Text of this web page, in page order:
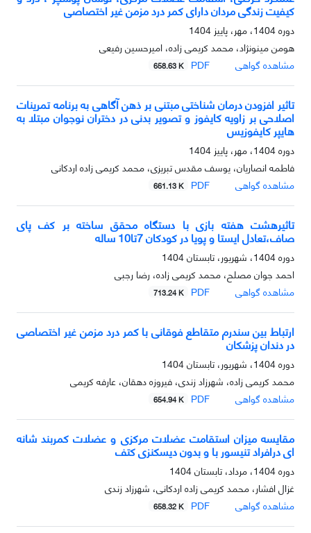
کیفیت زندگی مردان دارای کمر درد مزمن غیر اختصاصی
دوره 1404، مهر، پاییز 1404
هومن مینونژاد، محمد کریمی زاده، امیرحسین رفیعی
مشاهده گواهی
PDF
658.63 K
تاثیر افزودن درمان شناختی مبتنی بر ذهن آگاهی به برنامه تمرینات
اصلاحی بر زاویه کایفوز و تصویر بدنی در دختران نوجوان مبتلا به
هایپر کایفوزیس
دوره 1404، مهر، پاییز 1404
فاطمه انصاریان، یوسف مقدس تبریزی، محمد کریمی زاده اردکانی
مشاهده گواهی
PDF
661.13 K
تاثیرهشت هفته بازی با دستگاه محقق ساخته بر کف پای
صاف،تعادل ایستا و پویا در کودکان 7تا10 ساله
دوره 1404، شهریور، تابستان 1404
احمد جوان مصلح، محمد کریمی زاده، رضا رجبی
مشاهده گواهی
PDF
713.24 K
ارتباط بین سندرم متقاطع فوقانی با کمر درد مزمن غیر اختصاصی
در دندان پزشکان
دوره 1404، شهریور، تابستان 1404
محمد کریمی زاده، شهرزاد زندی، فیروزه دهقان، عارفه کریمی
مشاهده گواهی
PDF
654.94 K
مقایسه میزان استقامت عضلات مرکزی و عضلات کمربند شانه
ای درافراد تنیسور با و بدون دیسکنزی کتف
دوره 1404، مرداد، تابستان 1404
غزال افشار، محمد کریمی زاده اردکانی، شهرزاد زندی
مشاهده گواهی
PDF
658.32 K